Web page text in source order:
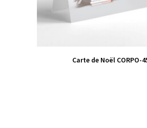
VIEW PRODUCT
Carte de Noël CORPO-